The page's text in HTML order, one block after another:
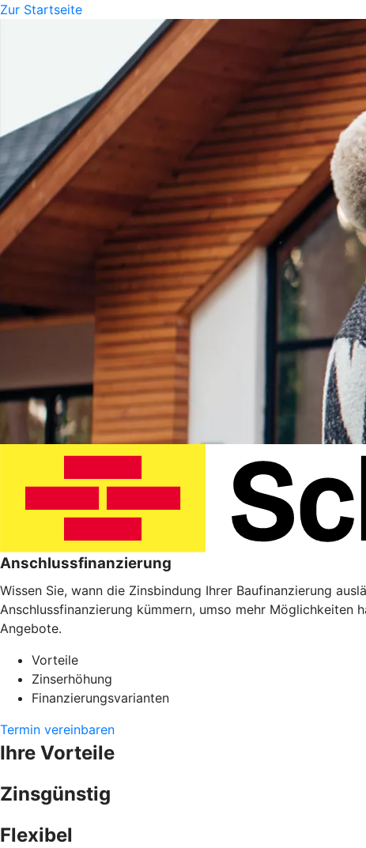
Zur Startseite
Anschlussfinanzierung
Wissen Sie, wann die Zinsbindung Ihrer Baufinanzierung
Anschlussfinanzierung kümmern, umso mehr Möglichkeiten
Angebote.
Vorteile
Zinserhöhung
Finanzierungsvarianten
Termin vereinbaren
Ihre Vorteile
Zinsgünstig
Flexibel